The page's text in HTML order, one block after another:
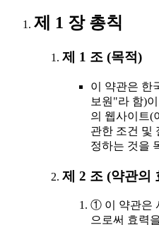
제 1 장 총칙
제 1 조 (목적)
이 약관은 한
보원"라 함)
의 웹사이트(
관한 조건 및
정하는 것을
제 2 조 (약관의
① 이 약관은
으로써 효력